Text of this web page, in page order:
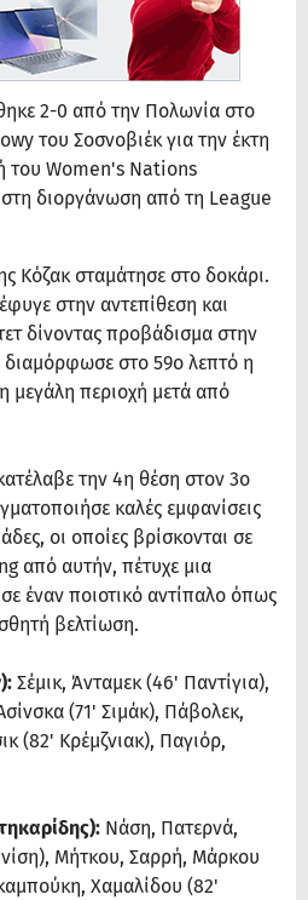
2-0 από την Πολωνία στο
του Σοσνοβιέκ για την έκτη
του Women's Nations
στη διοργάνωση από τη League
Κόζακ σταμάτησε στο δοκάρι.
στην αντεπίθεση και
δίνοντας προβάδισμα στην
διαμόρφωσε στο 59ο λεπτό η
μεγάλη περιοχή μετά από
την 4η θέση στον 3ο
καλές εμφανίσεις
οι οποίες βρίσκονται σε
από αυτήν, πέτυχε μια
έναν ποιοτικό αντίπαλο όπως
βελτίωση.
Σέμικ, Άνταμεκ (46' Παντίγια),
(71' Σιμάκ), Πάβολεκ,
(82' Κρέμζνιακ), Παγιόρ,
Νάση, Πατερνά,
Μήτκου, Σαρρή, Μάρκου
Χαμαλίδου (82'